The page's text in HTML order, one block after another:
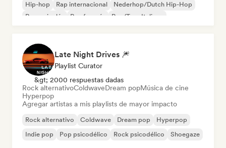
Hip-hop
Rap internacional
Nederhop/Dutch Hip-Hop
Rap en inglés
Rap francés Rap/Trap Italiano
Late Night Drives 🎆
Playlist Curator
&gt; 2000 respuestas dadas
Rock alternativoColdwaveDream popMúsica de cine
Hyperpop
Agregar artistas a mis playlists de mayor impacto
Rock alternativo Coldwave Dream pop
Hyperpop
Indie pop
Pop psicodélico Rock psicodélico Shoegaze